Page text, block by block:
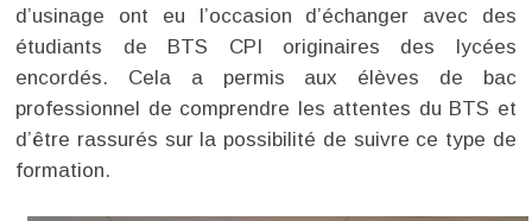
d’usinage ont eu l’occasion d’échanger avec des
étudiants de BTS CPI originaires des lycées
encordés. Cela a permis aux élèves de bac
professionnel de comprendre les attentes du BTS et
d’être rassurés sur la possibilité de suivre ce type de
formation.